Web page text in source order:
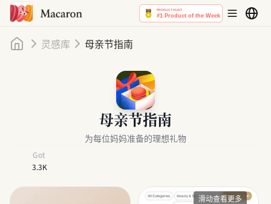
首页灵感库 母亲节指南
母亲节指南
为每位妈妈准备的理想礼物
Got
3.3K
滑动查看更多